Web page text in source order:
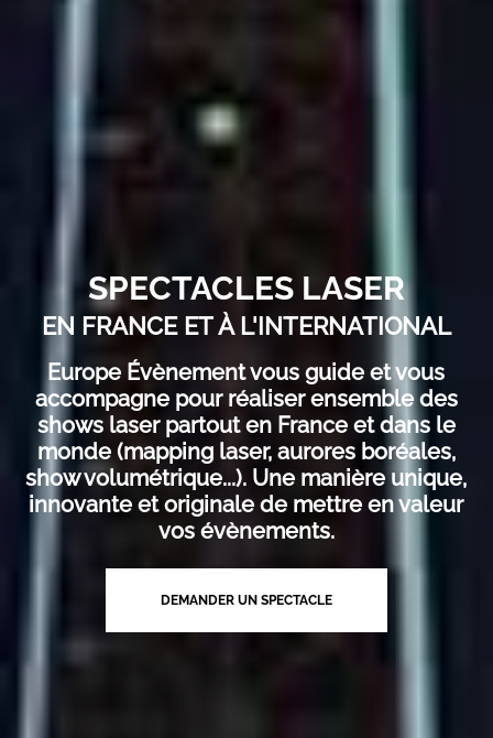
SPECTACLES LASER
EN FRANCE ET À L'INTERNATIONAL
Europe Évènement vous guide et vous
accompagne pour réaliser ensemble des
shows laser partout en France et dans le
monde (mapping laser, aurores boréales,
show volumétrique...). Une manière unique,
innovante et originale de mettre en valeur
vos évènements.
DEMANDER UN SPECTACLE